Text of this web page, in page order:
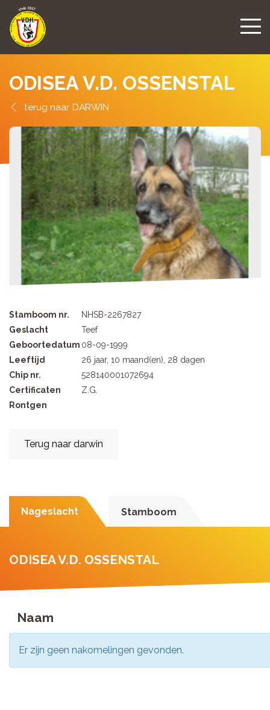
ODISEA V.D. OSSENSTAL
DARWIN
Stamboom nr.
NHSB-2267827
Geslacht
Teef
Geboortedatum 08-09-1999
Leeftijd
26 jaar, 10 maand(en), 28 dagen
Chip nr.
528140001072694
Certificaten
Z.G.
Rontgen
Terug naar darwin
Nageslacht Stamboom
ODISEA V.D. OSSENSTAL
Naam
Er zijn geen nakomelingen gevonden.